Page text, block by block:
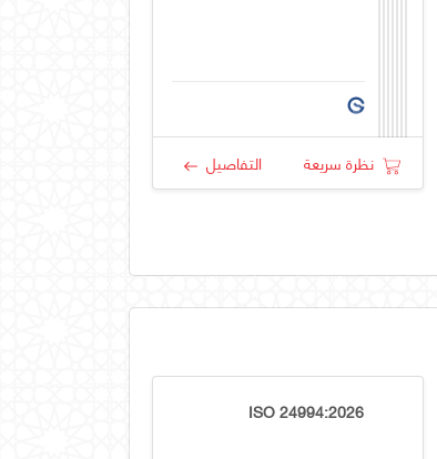
نظرة سريعة التفاصيل
ISO 24994:2026